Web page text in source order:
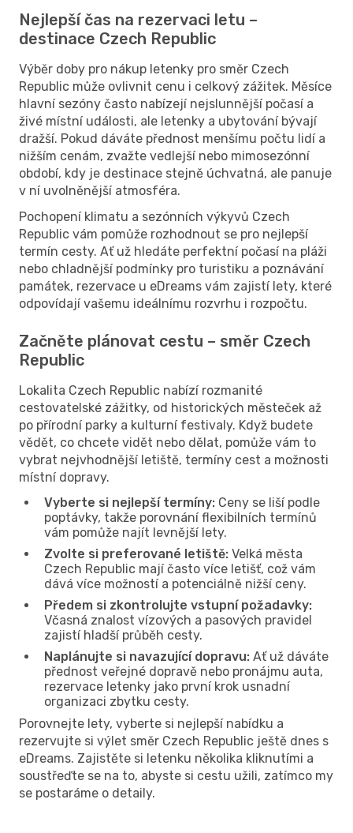
Nejlepší čas na rezervaci letu –
destinace Czech Republic
Výběr doby pro nákup letenky pro směr Czech
Republic může ovlivnit cenu i celkový zážitek. Měsíce
hlavní sezóny často nabízejí nejslunnější počasí a
živé místní události, ale letenky a ubytování bývají
dražší. Pokud dáváte přednost menšímu počtu lidí a
nižším cenám, zvažte vedlejší nebo mimosezónní
období, kdy je destinace stejně úchvatná, ale panuje
v ní uvolněnější atmosféra.
Pochopení klimatu a sezónních výkyvů Czech
Republic vám pomůže rozhodnout se pro nejlepší
termín cesty. Ať už hledáte perfektní počasí na pláži
nebo chladnější podmínky pro turistiku a poznávání
památek, rezervace u eDreams vám zajistí lety, které
odpovídají vašemu ideálnímu rozvrhu i rozpočtu.
Začněte plánovat cestu – směr Czech
Republic
Lokalita Czech Republic nabízí rozmanité
cestovatelské zážitky, od historických městeček až
po přírodní parky a kulturní festivaly. Když budete
vědět, co chcete vidět nebo dělat, pomůže vám to
vybrat nejvhodnější letiště, termíny cest a možnosti
místní dopravy.
Vyberte si nejlepší termíny: Ceny se liší podle
poptávky, takže porovnání flexibilních termínů
vám pomůže najít levnější lety.
Zvolte si preferované letiště: Velká města
Czech Republic mají často více letišť, což vám
dává více možností a potenciálně nižší ceny.
Předem si zkontrolujte vstupní požadavky:
Včasná znalost vízových a pasových pravidel
zajistí hladší průběh cesty.
Naplánujte si navazující dopravu: Ať už dáváte
přednost veřejné dopravě nebo pronájmu auta,
rezervace letenky jako první krok usnadní
organizaci zbytku cesty.
Porovnejte lety, vyberte si nejlepší nabídku a
rezervujte si výlet směr Czech Republic ještě dnes s
eDreams. Zajistěte si letenku několika kliknutími a
soustřeďte se na to, abyste si cestu užili, zatímco my
se postaráme o detaily.